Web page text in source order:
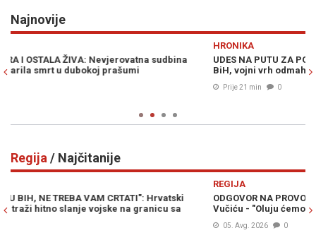
Najnovije
UDES NA PUTU ZA POSAO: Povrijeđeni potporučnik i vojnik OS
BiH, vojni vrh odmah stigao u Tuzlu
Regija / Najčitanije
ODGOVOR NA PROVOKACIJE IZ BEOGRADA: Grmoja poručio
Vučiću - "Oluju ćemo slaviti još snažnije"